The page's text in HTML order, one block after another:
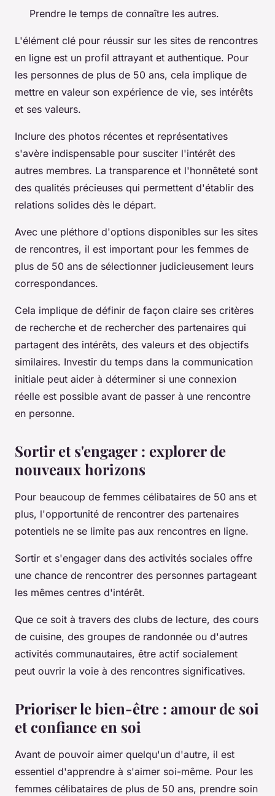
Prendre le temps de connaître les autres.
L'élément clé pour réussir sur les sites de rencontres
en ligne est un profil attrayant et authentique. Pour
les personnes de plus de 50 ans, cela implique de
mettre en valeur son expérience de vie, ses intérêts
et ses valeurs.
Inclure des photos récentes et représentatives
s'avère indispensable pour susciter l'intérêt des
autres membres. La transparence et l'honnêteté sont
des qualités précieuses qui permettent d'établir des
relations solides dès le départ.
Avec une pléthore d'options disponibles sur les sites
de rencontres, il est important pour les femmes de
plus de 50 ans de sélectionner judicieusement leurs
correspondances.
Cela implique de définir de façon claire ses critères
de recherche et de rechercher des partenaires qui
partagent des intérêts, des valeurs et des objectifs
similaires. Investir du temps dans la communication
initiale peut aider à déterminer si une connexion
réelle est possible avant de passer à une rencontre
en personne.
Sortir et s'engager : explorer de
nouveaux horizons
Pour beaucoup de femmes célibataires de 50 ans et
plus, l'opportunité de rencontrer des partenaires
potentiels ne se limite pas aux rencontres en ligne.
Sortir et s'engager dans des activités sociales offre
une chance de rencontrer des personnes partageant
les mêmes centres d'intérêt.
Que ce soit à travers des clubs de lecture, des cours
de cuisine, des groupes de randonnée ou d'autres
activités communautaires, être actif socialement
peut ouvrir la voie à des rencontres significatives.
Prioriser le bien-être : amour de soi
et confiance en soi
Avant de pouvoir aimer quelqu'un d'autre, il est
essentiel d'apprendre à s'aimer soi-même. Pour les
femmes célibataires de plus de 50 ans, prendre soin